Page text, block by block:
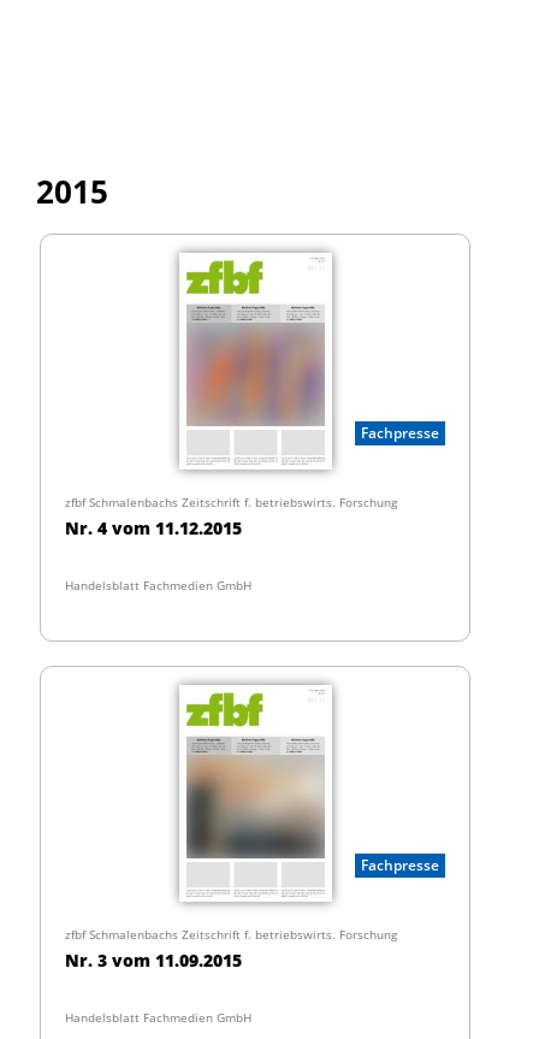
2015
Fachpresse
zfbf Schmalenbachs Zeitschrift f. betriebswirts. Forschung
Nr. 4 vom 11.12.2015
Handelsblatt Fachmedien GmbH
Fachpresse
zfbf Schmalenbachs Zeitschrift f. betriebswirts. Forschung
Nr. 3 vom 11.09.2015
Handelsblatt Fachmedien GmbH